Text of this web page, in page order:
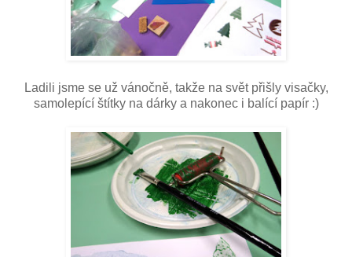
Ladili jsme se už vánočně, takže na svět přišly visačky,
samolepící štítky na dárky a nakonec i balící papír :)